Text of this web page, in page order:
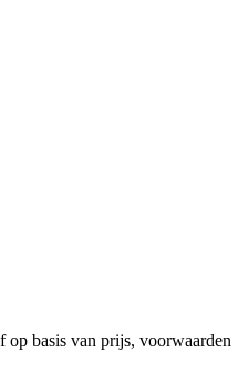
basis van prijs, voorwaarden